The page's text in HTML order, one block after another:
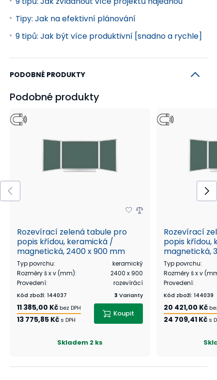
Tipy: Jak na efektivní plánování
9 tipů: Jak být více produktivní [snadno a rychle]
PODOBNÉ PRODUKTY
Podobné produkty
Rozevírací zelená tabule pro
popis křídou, keramická /
magnetická, 2400 x 900 mm
Typ povrchu:
keramický
Rozměry š x v (mm):
2400 x 900
Provedení: rozevírácí
Kód zboží: 144037 3 Varianty
11 385,00 Kčbez DPH
13 775,85 Kč s DPH
Koupit
Skladem 2 ks
Rozevírací
popis křídou,
magnetická,
Typ povrchu:
Rozměry š x v
Provedení:
Kód zboží: 144039
20 421,00 Kč
24 709,41 Kč s